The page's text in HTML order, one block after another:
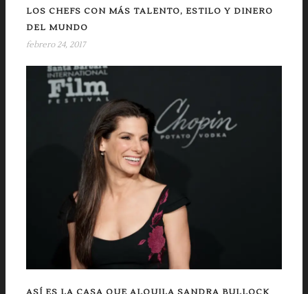
LOS CHEFS CON MÁS TALENTO, ESTILO Y DINERO
DEL MUNDO
febrero 24, 2017